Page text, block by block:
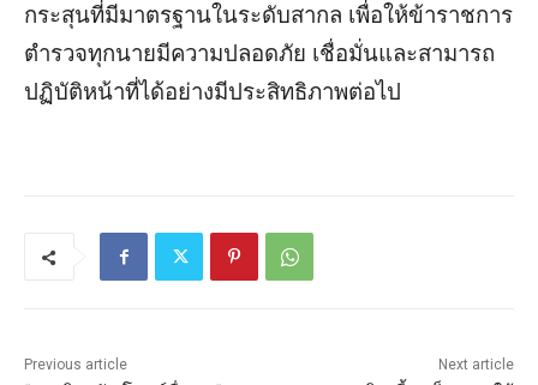
กระสุนที่มีมาตรฐานในระดับสากล เพื่อให้ข้าราชการ
ตำรวจทุกนายมีความปลอดภัย เชื่อมั่นและสามารถ
ปฏิบัติหน้าที่ได้อย่างมีประสิทธิภาพต่อไป
Previous article Next article